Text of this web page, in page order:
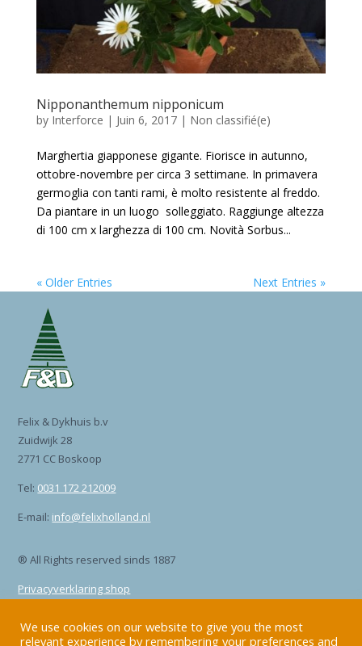
Nipponanthemum nipponicum
by Interforce | Juin 6, 2017| Non classifié(e)
Marghertia giapponese gigante. Fiorisce in autunno,
ottobre-novembre per circa 3 settimane. In primavera
germoglia con tanti rami, è molto resistente al freddo.
Da piantare in un luogo solleggiato. Raggiunge altezza
di 100 cm x larghezza di 100 cm. Novità Sorbus...
« Older Entries Next Entries »
Felix & Dykhuis b.v
Zuidwijk 28
2771 CC Boskoop
Tel: 0031 172 212009
E-mail: info@felixholland.nl
® All Rights reserved sinds 1887
Privacyverklaring shop
We use cookies on our website to give you the most
relevant experience by remembering your preferences and